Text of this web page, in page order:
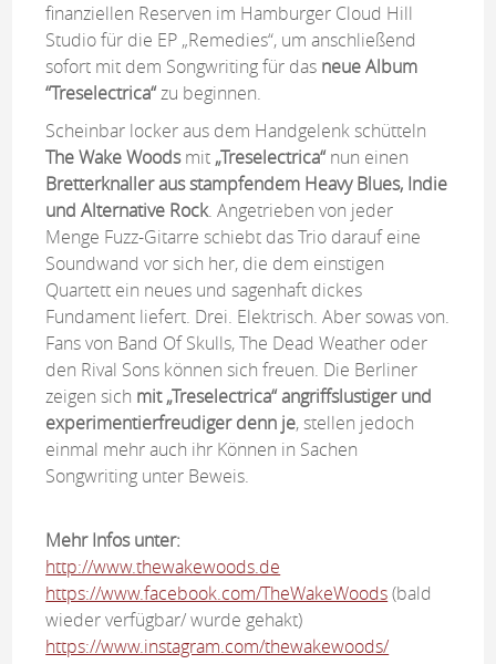
finanziellen Reserven im Hamburger Cloud Hill
Studio für die EP „Remedies“, um anschließend
sofort mit dem Songwriting für das neue Album
“Treselectrica“zu beginnen.
Scheinbar locker aus dem Handgelenk schütteln
The Wake Woodsmit „Treselectrica“nun einen
Bretterknaller aus stampfendem Heavy Blues, Indie
und Alternative Rock. Angetrieben von jeder
Menge Fuzz-Gitarre schiebt das Trio darauf eine
Soundwand vor sich her, die dem einstigen
Quartett ein neues und sagenhaft dickes
Fundament liefert. Drei. Elektrisch. Aber sowas von.
Fans von Band Of Skulls, The Dead Weather oder
den Rival Sons können sich freuen. Die Berliner
zeigen sich mit „Treselectrica“ angriffslustiger und
experimentierfreudiger denn je, stellen jedoch
einmal mehr auch ihr Können in Sachen
Songwriting unter Beweis.
Mehr Infos unter:
http://www.thewakewoods.de
https://www.facebook.com/TheWakeWoods(bald
wieder verfügbar/ wurde gehakt)
https://www.instagram.com/thewakewoods/